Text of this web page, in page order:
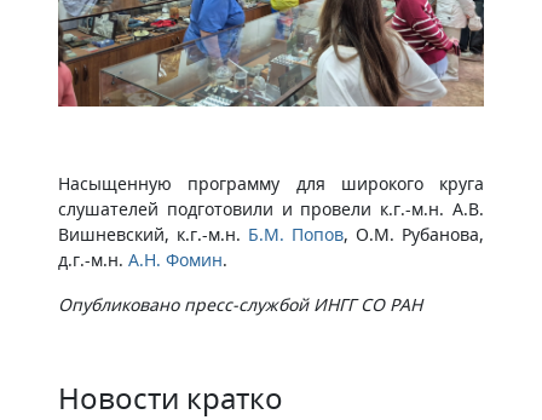
Насыщенную программу для широкого круга
слушателей подготовили и провели к.г.-м.н. А.В.
Вишневский, к.г.-м.н. Б.М. Попов, О.М. Рубанова,
д.г.-м.н. А.Н. Фомин.
Опубликовано пресс-службой ИНГГ СО РАН
Новости кратко